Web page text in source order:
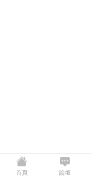
首頁 論壇